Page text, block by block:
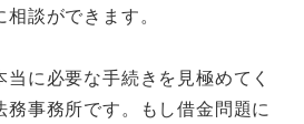
談ができます。
に必要な手続きを見極めてく
務事務所です。もし借金問題に